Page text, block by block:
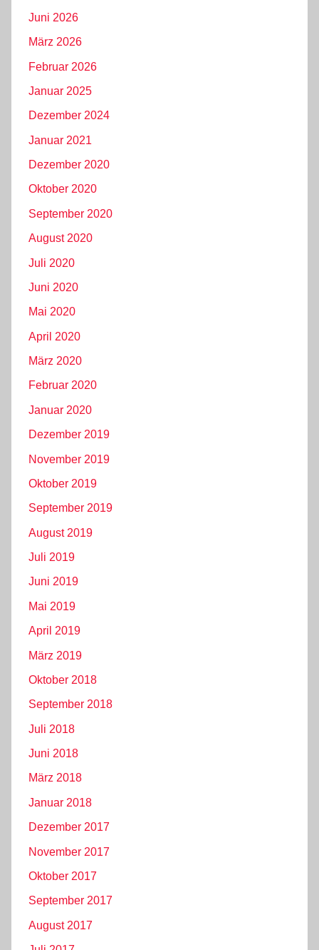
Juni 2026
März 2026
Februar 2026
Januar 2025
Dezember 2024
Januar 2021
Dezember 2020
Oktober 2020
September 2020
August 2020
Juli 2020
Juni 2020
Mai 2020
April 2020
März 2020
Februar 2020
Januar 2020
Dezember 2019
November 2019
Oktober 2019
September 2019
August 2019
Juli 2019
Juni 2019
Mai 2019
April 2019
März 2019
Oktober 2018
September 2018
Juli 2018
Juni 2018
März 2018
Januar 2018
Dezember 2017
November 2017
Oktober 2017
September 2017
August 2017